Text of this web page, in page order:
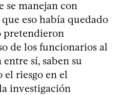
se manejan con
eso había quedado
pretendieron
de los funcionarios al
entre sí, saben su
el riesgo en el
investigación